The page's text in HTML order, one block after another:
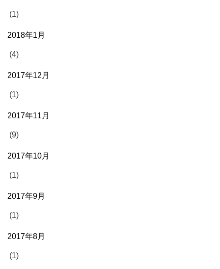
(1)
2018年1月
(4)
2017年12月
(1)
2017年11月
(9)
2017年10月
(1)
2017年9月
(1)
2017年8月
(1)